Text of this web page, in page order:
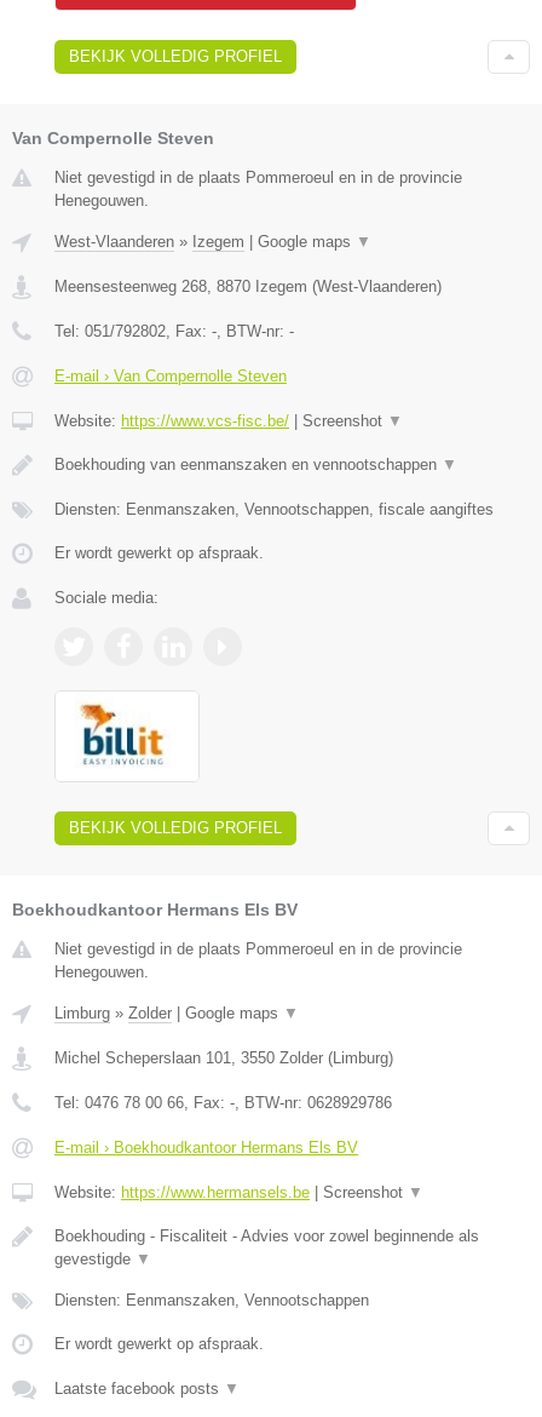
BEKIJK VOLLEDIG PROFIEL
Van Compernolle Steven
Niet gevestigd in de plaats Pommeroeul en in de provincie
Henegouwen.
West-Vlaanderen » Izegem Google maps ▼
Meensesteenweg 268, 8870 Izegem (West-Vlaanderen)
Tel: 051/792802, Fax: -, BTW-nr: -
E-mail › Van Compernolle Steven
Website: https://www.vcs-fisc.be/ Screenshot ▼
Boekhouding van eenmanszaken en vennootschappen ▼
Diensten: Eenmanszaken, Vennootschappen, fiscale aangiftes
Er wordt gewerkt op afspraak.
Sociale media:
BEKIJK VOLLEDIG PROFIEL
Boekhoudkantoor Hermans Els BV
Niet gevestigd in de plaats Pommeroeul en in de provincie
Henegouwen.
Limburg » Zolder Google maps ▼
Michel Scheperslaan 101, 3550 Zolder (Limburg)
Tel: 0476 78 00 66, Fax: -, BTW-nr: 0628929786
E-mail › Boekhoudkantoor Hermans Els BV
Website: https://www.hermansels.be Screenshot ▼
Boekhouding - Fiscaliteit - Advies voor zowel beginnende als
gevestigde ▼
Diensten: Eenmanszaken, Vennootschappen
Er wordt gewerkt op afspraak.
Laatste facebook posts ▼